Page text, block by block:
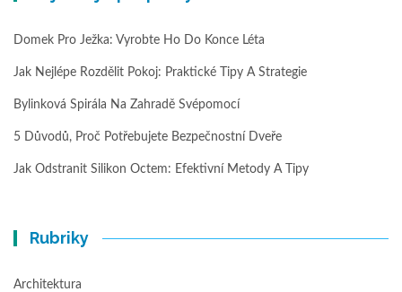
Domek Pro Ježka: Vyrobte Ho Do Konce Léta
Jak Nejlépe Rozdělit Pokoj: Praktické Tipy A Strategie
Bylinková Spirála Na Zahradě Svépomocí
5 Důvodů, Proč Potřebujete Bezpečnostní Dveře
Jak Odstranit Silikon Octem: Efektivní Metody A Tipy
Rubriky
Architektura